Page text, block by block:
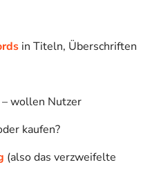
in Titeln, Überschriften
wollen Nutzer
kaufen?
(also das verzweifelte